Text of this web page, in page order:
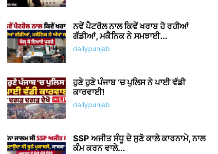
ਨਵੇਂ ਪੈਟਰੋਲ ਨਾਲ ਕਿਵੇਂ ਖਰਾਬ ਹੋ ਰਹੀਆਂ
ਗੱਡੀਆਂ, ਮਕੈਨਿਕ ਨੇ ਸਮਝਾਈ...
dailypunjab
ਹੁਣੇ ਹੁਣੇ ਪੰਜਾਬ ‘ਚ ਪੁਲਿਸ ਨੇ ਪਾਈ ਵੱਡੀ
ਕਾਰਵਾਈ!
dailypunjab
SSP ਅਜੀਤ ਸੰਧੂ ਦੇ ਸੁਣੋ ਕਾਲੇ ਕਾਰਨਾਮੇ, ਨਾਲ
ਕੰਮ ਕਰਨ ਵਾਲੇ...